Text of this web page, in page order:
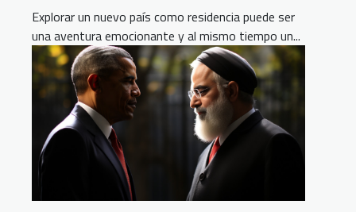
Social en Portugal
Explorar un nuevo país como residencia puede ser
una aventura emocionante y al mismo tiempo un...